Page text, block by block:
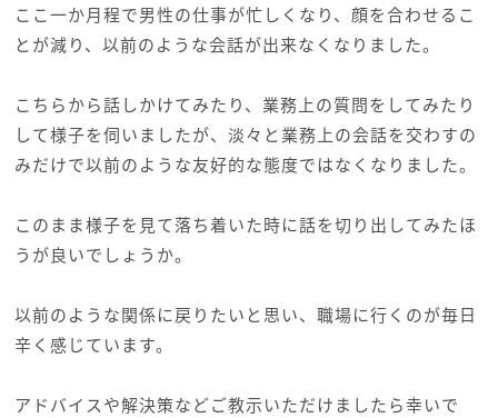
ここ一か月程で男性の仕事が忙しくなり、顔を合わせるこ
とが減り、以前のような会話が出来なくなりました。
こちらから話しかけてみたり、業務上の質問をしてみたり
して様子を伺いましたが、淡々と業務上の会話を交わすの
みだけで以前のような友好的な態度ではなくなりました。
このまま様子を見て落ち着いた時に話を切り出してみたほ
うが良いでしょうか。
以前のような関係に戻りたいと思い、職場に行くのが毎日
辛く感じています。
アドバイスや解決策などご教示いただけましたら幸いで